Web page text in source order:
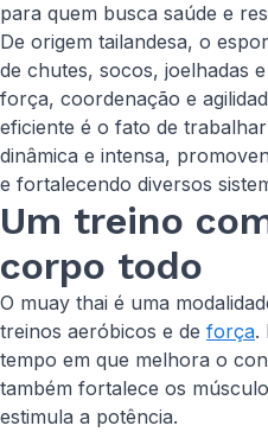
para quem busca saúde e
De origem tailandesa, o
de chutes, socos, joelhadas
força, coordenação e
eficiente é o fato de
dinâmica e intensa,
e fortalecendo diversos
Um treino
corpo todo
O muay thai é uma
treinos aeróbicos e de força.
tempo em que melhora o
também fortalece os
estimula a potência.